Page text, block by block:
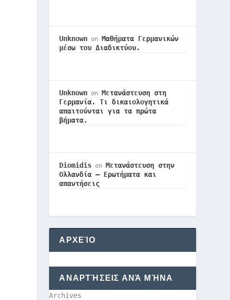
Unknown on Μαθήματα Γερμανικών
μέσω του Διαδικτύου.
Unknown on Μετανάστευση στη
Γερμανία. Τι δικαιολογητικά
απαιτούνται για τα πρώτα
βήματα.
Diomidis on Μετανάστευση στην
Ολλανδία – Ερωτήματα και
απαντήσεις
ΑΡΧΕΊΟ
ΑΝΑΡΤΉΣΕΙΣ ΑΝΆ ΜΉΝΑ
Archives